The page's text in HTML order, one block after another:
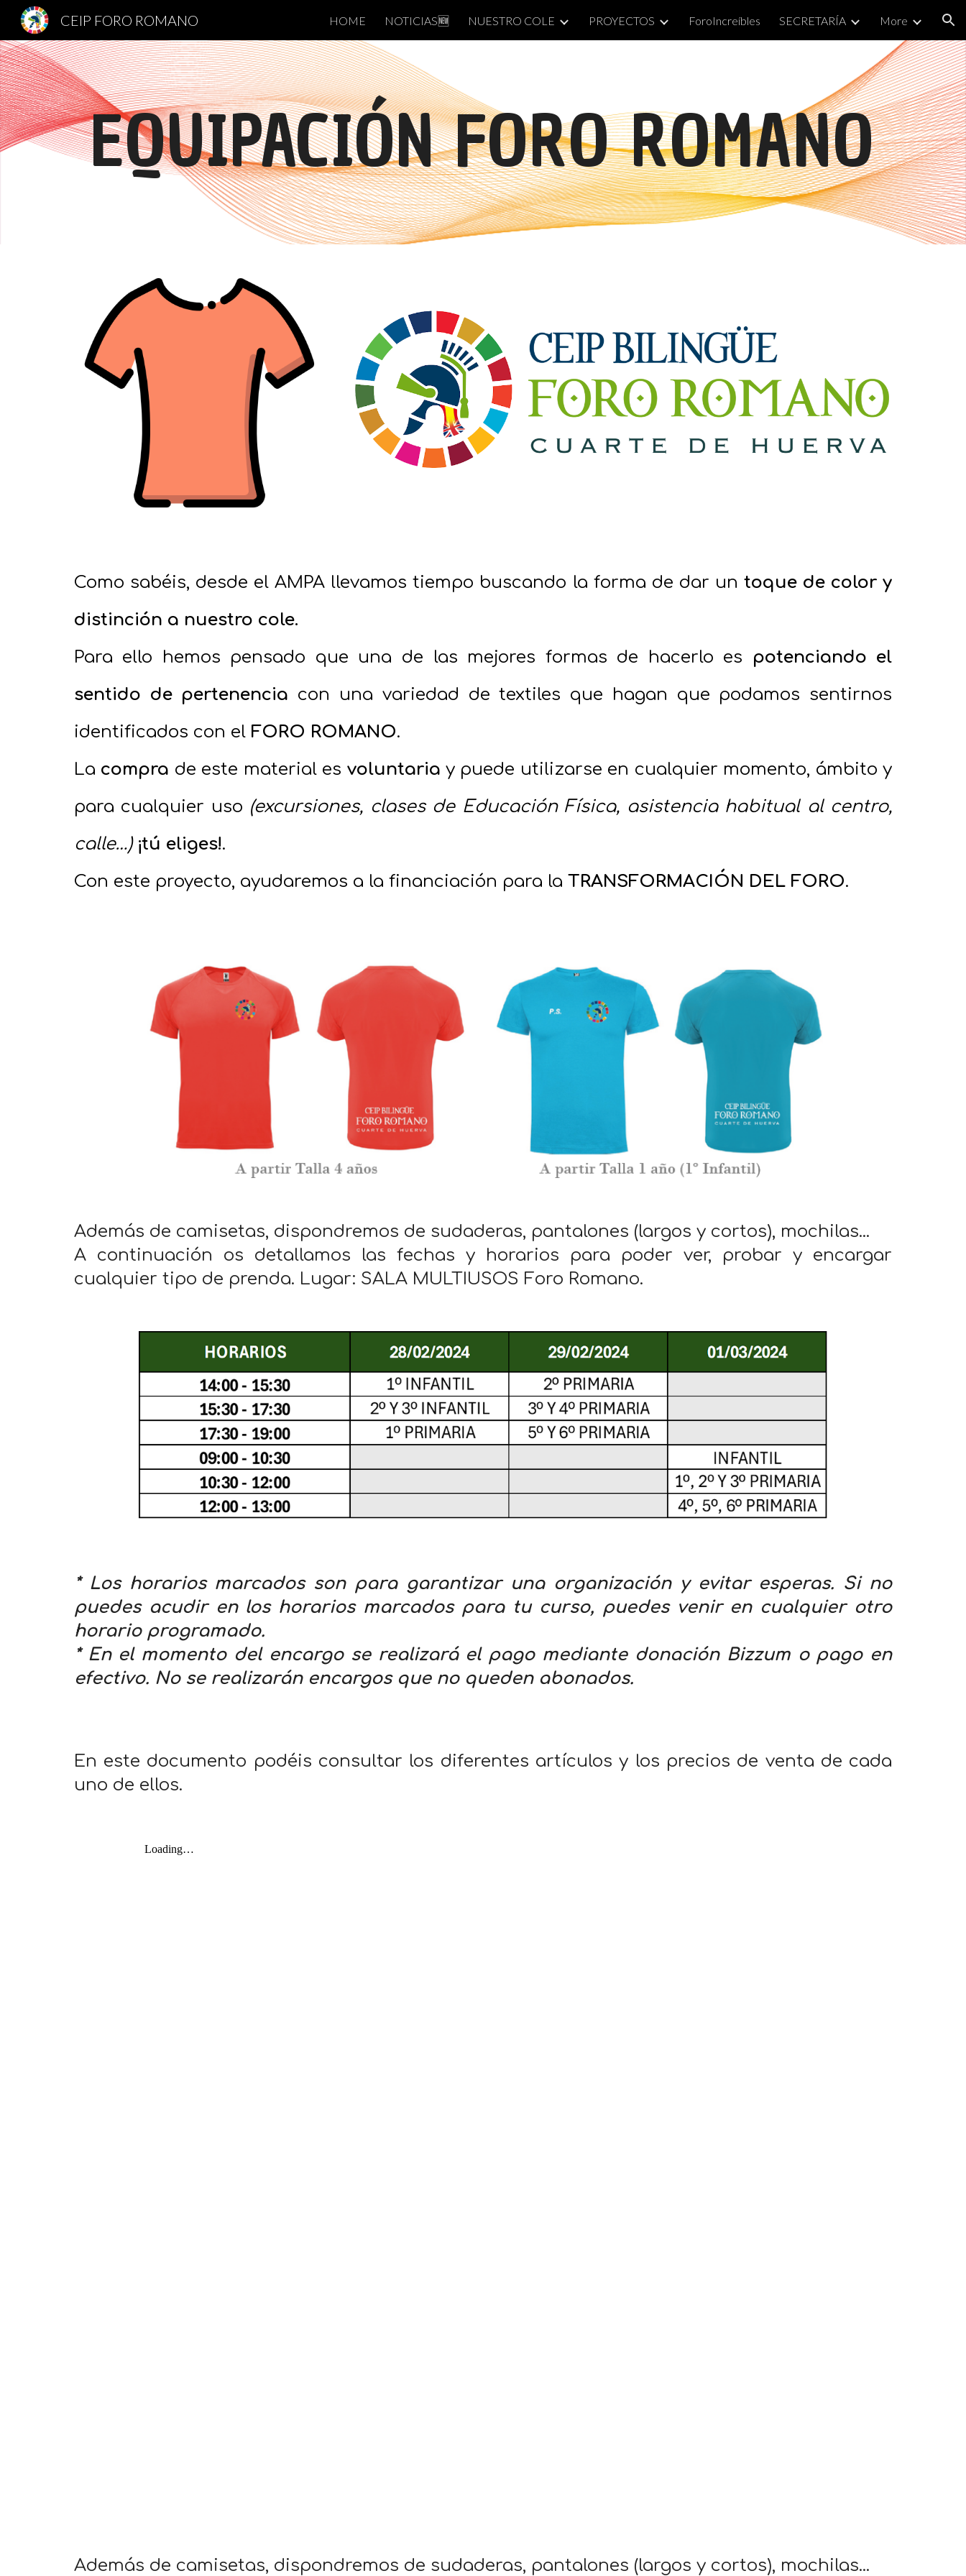
Skip to main content Skip to navigation
CEIP FORO ROMANO HOME NOTICIAS🆕 NUESTRO COLE PROYECTOS ForoIncreíbles SECRETARÍA More
EQUIPACIÓN FORO ROMANO
Como sabéis, desde el AMPA llevamos tiempo buscando la forma de dar un toque de color y
distinción a nuestro cole.
Para ello hemos pensado que una de las mejores formas de hacerlo es potenciando el
sentido de pertenencia con una variedad de textiles que hagan que podamos sentirnos
identificados con el FORO ROMANO.
La compra de este material es voluntaria y puede utilizarse en cualquier momento, ámbito y
para cualquier uso (excursiones, clases de Educación Física, asistencia habitual al centro,
calle…) ¡tú eliges!.
Con este proyecto, ayudaremos a la financiación para la TRANSFORMACIÓN DEL FORO.
Además de camisetas, dispondremos de sudaderas, pantalones (largos y cortos), mochilas...
A continuación os detallamos las fechas y horarios para poder ver, probar y encargar
cualquier tipo de prenda. Lugar: SALA MULTIUSOS Foro Romano.
* Los horarios marcados son para garantizar una organización y evitar esperas. Si no
puedes acudir en los horarios marcados para tu curso, puedes venir en cualquier otro
horario programado.
* En el momento del encargo se realizará el pago mediante donación Bizzum o pago en
efectivo. No se realizarán encargos que no queden abonados.
En este documento podéis consultar los diferentes artículos y los precios de venta de cada
uno de ellos.
Además de camisetas, dispondremos de sudaderas, pantalones (largos y cortos), mochilas...